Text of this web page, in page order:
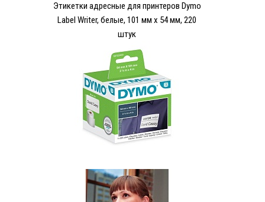
Этикетки адресные для принтеров Dymo
Label Writer, белые, 101 мм х 54 мм, 220
штук